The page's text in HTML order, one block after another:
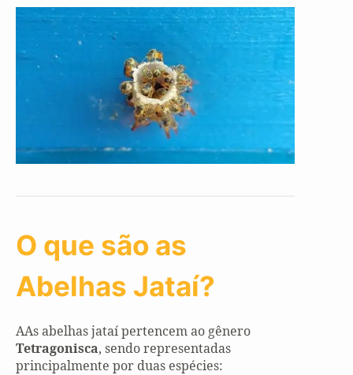
O que são as
Abelhas Jataí?
AAs abelhas jataí pertencem ao gênero
Tetragonisca, sendo representadas
principalmente por duas espécies: